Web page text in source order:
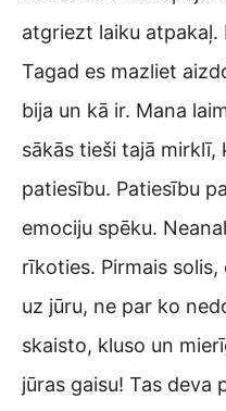
atgriezt laiku atpakaļ.
Tagad es mazliet
bija un kā ir. Mana
sākās tieši tajā mirklī,
patiesību. Patiesību
emociju spēku.
rīkoties. Pirmais
uz jūru, ne par ko
skaisto, kluso un
jūras gaisu! Tas deva